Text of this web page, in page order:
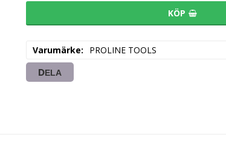
KÖP
Varumärke PROLINE TOOLS
DELA